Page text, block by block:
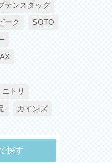
テンスタッグ
ーク
SOTO
ニトリ
カインズ
探す